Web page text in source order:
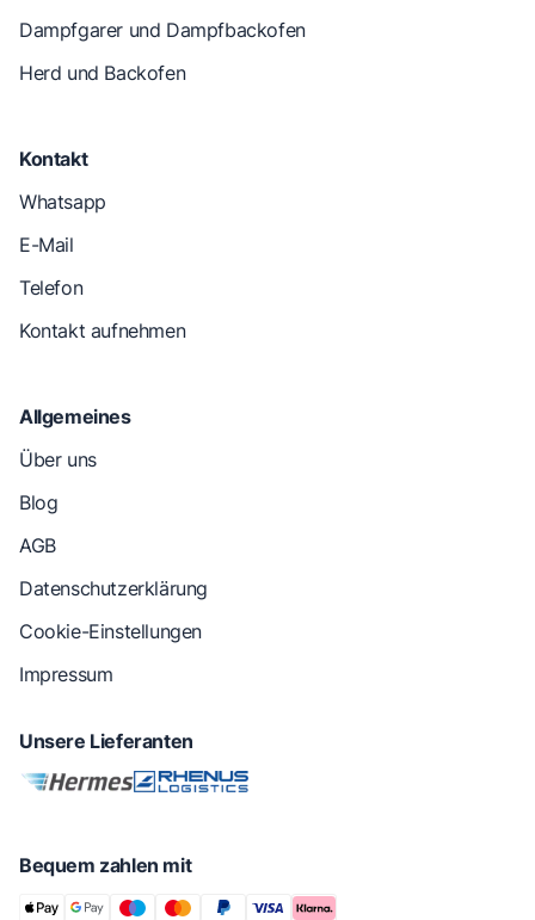
Dampfgarer und Dampfbackofen
Herd und Backofen
Kontakt
Whatsapp
E-Mail
Telefon
Kontakt aufnehmen
Allgemeines
Über uns
Blog
AGB
Datenschutzerklärung
Cookie-Einstellungen
Impressum
Unsere Lieferanten
Bequem zahlen mit